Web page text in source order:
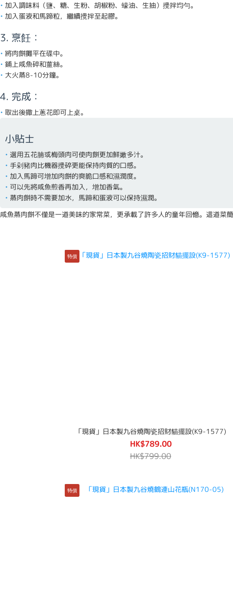
加入調味料（鹽、糖、生粉、胡椒粉、蠔油、生抽）攪拌均勻。
加入蛋液和馬蹄粒，繼續攪拌至起膠。
3. 烹飪：
將肉餅攤平在碟中。
鋪上咸魚碎和薑絲。
大火蒸8-10分鐘。
4. 完成：
取出後撒上蔥花即可上桌。
小貼士
選用五花腩或梅頭肉可使肉餅更加鮮嫩多汁。
手剁豬肉比機器攪碎更能保持肉質的口感。
加入馬蹄可增加肉餅的爽脆口感和濕潤度。
可以先將咸魚煎香再加入，增加香氣。
蒸肉餅時不需要加水，馬蹄和蛋液可以保持濕潤。
咸魚蒸肉餅不僅是一道美味的家常菜，更承載了許多人的童年回憶。這道菜
特價
「現貨」日本製九谷燒陶瓷招財貓擺設(K9-1577)
HK$789.00
HK$799.00
特價